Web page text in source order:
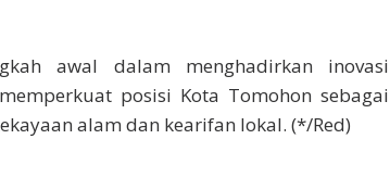
awal dalam menghadirkan inovasi
posisi Kota Tomohon sebagai
alam dan kearifan lokal. (*/Red)